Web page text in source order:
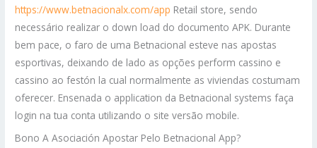
https://www.betnacionalx.com/app Retail store, sendo
necessário realizar o down load do documento APK. Durante
bem pace, o faro de uma Betnacional esteve nas apostas
esportivas, deixando de lado as opções perform cassino e
cassino ao festón la cual normalmente as viviendas costumam
oferecer. Ensenada o application da Betnacional systems faça
login na tua conta utilizando o site versão mobile.
Bono A Asociación Apostar Pelo Betnacional App?